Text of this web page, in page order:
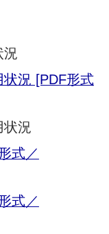
況
況 [PDF形式
状況
式／
式／